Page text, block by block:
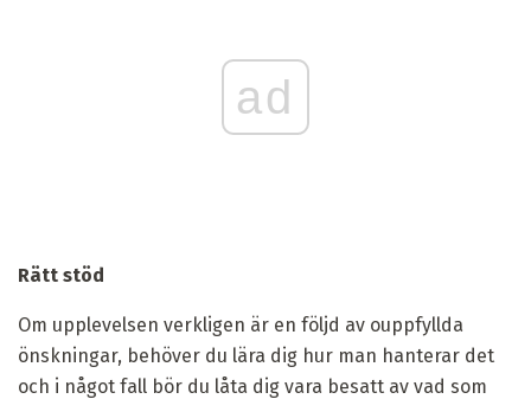
ad
Rätt stöd
Om upplevelsen verkligen är en följd av ouppfyllda
önskningar, behöver du lära dig hur man hanterar det
och i något fall bör du låta dig vara besatt av vad som